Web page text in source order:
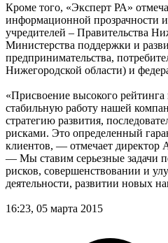
Кроме того, «Эксперт РА»
информационной прозрачности
учредителей – Правительства
Министерства поддержки и
предпринимательства,
Нижегородской области) и
«Присвоение высокого
стабильную работу нашей
стратегию развития,
рисками. Это определенный
клиентов, — отмечает директор
— Мы ставим серьезные задачи
рисков, совершенствовании и
деятельности, развитии новых
16:23, 05 марта 2015